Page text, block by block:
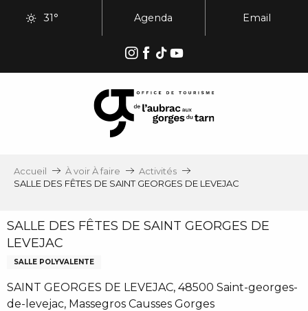
31° Agenda Email
Accueil À voir À faire
Activités
SALLE DES FÊTES DE SAINT GEORGES DE LEVEJAC
SALLE DES FÊTES DE SAINT GEORGES DE
LEVEJAC
SALLE POLYVALENTE
SAINT GEORGES DE LEVEJAC, 48500 Saint-georges-
de-levejac, Massegros Causses Gorges